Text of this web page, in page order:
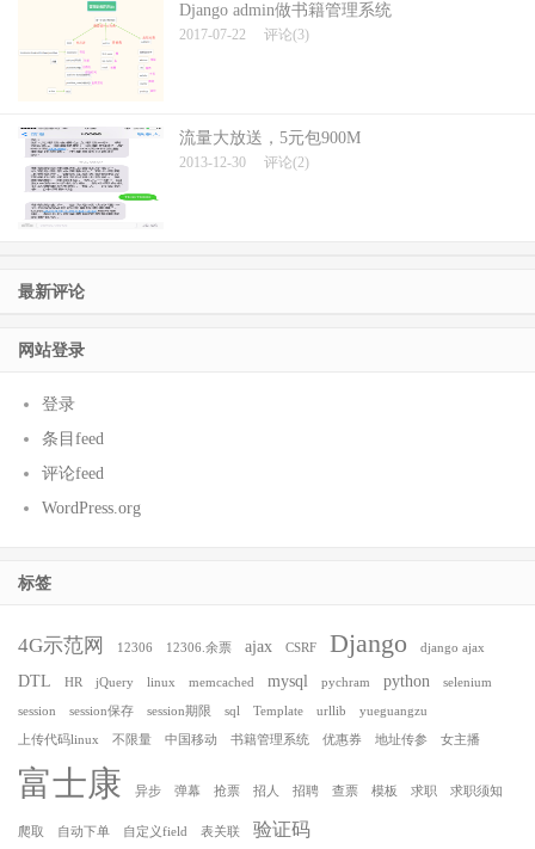
Django admin做书籍管理系统
2017-07-22 评论(3)
流量大放送，5元包900M
2013-12-30 评论(2)
最新评论
网站登录
登录
条目feed
评论feed
WordPress.org
标签
4G示范网 12306 12306.余票 ajax CSRF Django django ajax
DTL HR jQuery linux memcached mysql pychram python selenium
session session保存 session期限 sql Template urllib yueguangzu
上传代码linux 不限量 中国移动 书籍管理系统 优惠券 地址传参 女主播
富士康 异步 弹幕 抢票 招人 招聘 查票 模板 求职 求职须知
爬取 自动下单 自定义field 表关联 验证码